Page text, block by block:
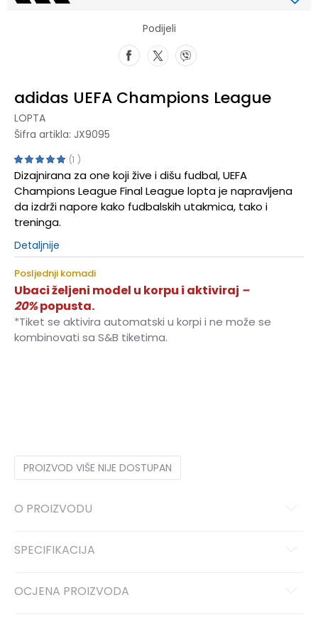
Podijeli
adidas UEFA Champions League
LOPTA
Šifra artikla: JX9095
1
Dizajnirana za one koji žive i dišu fudbal, UEFA
Champions League Final League lopta je napravljena
da izdrži napore kako fudbalskih utakmica, tako i
treninga.
Detaljnije
Posljednji komadi
Ubaci željeni model u korpu i aktiviraj –
20%popusta.
*Tiket se aktivira automatski u korpi i ne može se
kombinovati sa S&B tiketima.
PROIZVOD VIŠE NIJE DOSTUPAN
O PROIZVODU
SPECIFIKACIJA
OCJENA PROIZVODA